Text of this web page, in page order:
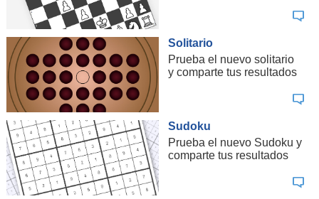
Solitario
Prueba el nuevo solitario
y comparte tus resultados
Sudoku
Prueba el nuevo Sudoku y
comparte tus resultados